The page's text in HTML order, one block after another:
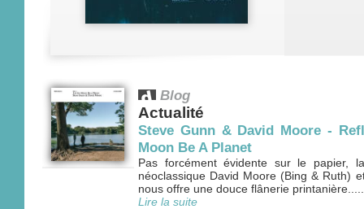
Blog
Actualité
Steve Gunn & David Moore -
Moon Be A Planet
Pas forcément évidente sur le papier,
néoclassique David Moore (Bing & Ruth)
nous offre une douce flânerie printanière.....
Lire la suite